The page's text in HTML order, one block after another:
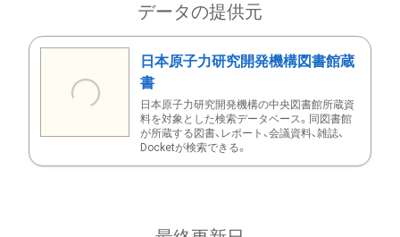
データの提供元
日本原子力研究開発機構図書館蔵
書
日本原子力研究開発機構の中央図書館所蔵資
料を対象とした検索データベース。同図書館
が所蔵する図書、レポート、会議資料、雑誌、
Docketが検索できる。